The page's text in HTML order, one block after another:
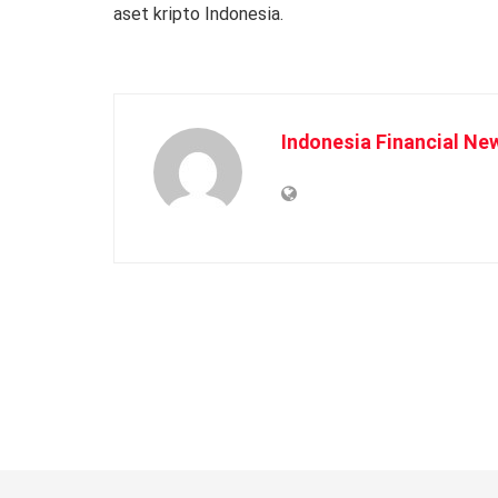
aset kripto Indonesia.
Indonesia Financial